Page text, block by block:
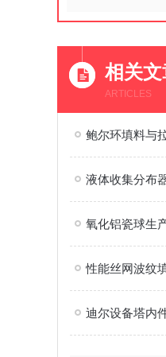
相关文
ARTICLES
鲍尔环填料与
液体收集分布
性能丝网波纹